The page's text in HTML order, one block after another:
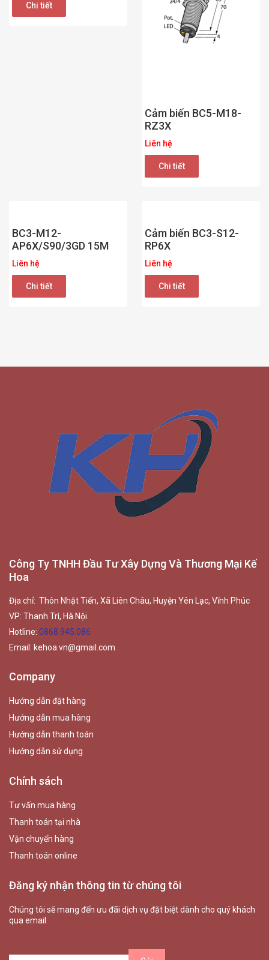
Chi tiết
Cảm biến BC5-M18-
RZ3X
Liên hệ
Chi tiết
BC3-M12-
AP6X/S90/3GD 15M
Liên hệ
Chi tiết
Cảm biến BC3-S12-
RP6X
Liên hệ
Chi tiết
Công Ty TNHH Đầu Tư Xây Dựng Và Thương Mại Kế
Hoa
Địa chỉ: Thôn Nhật Tiến, Xã Liên Châu, Huyện Yên Lạc, Vĩnh Phúc
VP: Thanh Trì, Hà Nội.
Hotline: 0868.945.086
Email: kehoa.vn@gmail.com
Company
Hướng dẫn đặt hàng
Hướng dẫn mua hàng
Hướng dẫn thanh toán
Hướng dẫn sử dụng
Chính sách
Tư vấn mua hàng
Thanh toán tại nhà
Vận chuyển hàng
Thanh toán online
Đăng ký nhận thông tin từ chúng tôi
Chúng tôi sẽ mang đến ưu đãi dịch vụ đặt biệt dành cho quý khách
qua email